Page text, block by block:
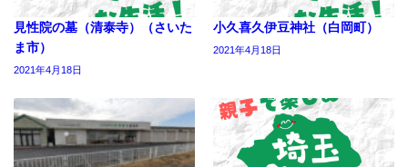
見性院の墓（清泰寺）（さいた
ま市）
2021年4月18日
小久喜久伊豆神社（白岡町）
2021年4月18日